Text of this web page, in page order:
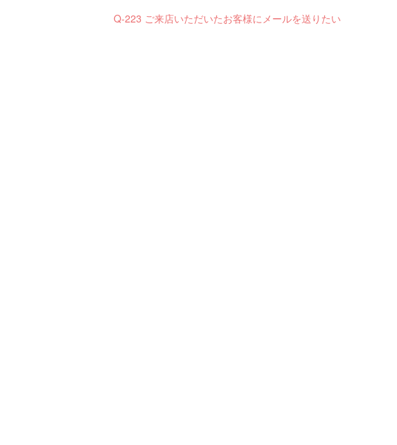
Q-223 ご来店いただいたお客様にメールを送りたい